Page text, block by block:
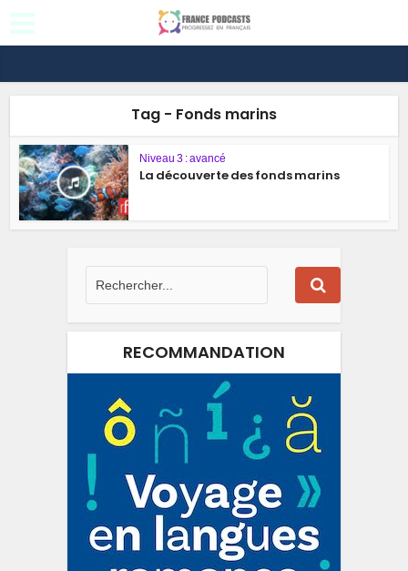
Tag - Fonds marins
Niveau 3 : avancé
La découverte des fonds marins
RECOMMANDATION